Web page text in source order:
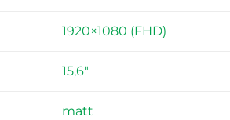
1920×1080 (FHD)
15,6"
matt